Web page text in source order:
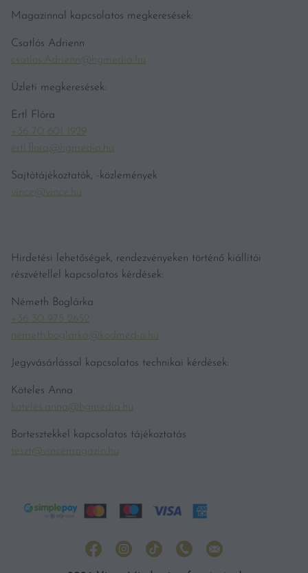
Magazinnal kapcsolatos megkeresések:
Csatlós Adrienn
csatlos.Adrienn@hgmedia.hu
Üzleti megkeresések:
Ertl Flóra
+36 70 601 1929
ertl.flora@hgmedia.hu
Sajtótájékoztatók, -közlemények
vince@vince.hu
Hirdetési lehetőségek, rendezvényeken történő kiállítói
részvétellel kapcsolatos kérdések:
Németh Boglárka
+36 30 975 2652
nemeth.boglarka@kodmedia.hu
Jegyvásárlással kapcsolatos technikai kérdések:
Köteles Anna
koteles.anna@hgmedia.hu
Bortesztekkel kapcsolatos tájékoztatás
teszt@vincemagazin.hu